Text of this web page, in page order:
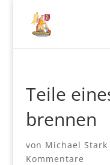
Teile
brennen
von Michael Stark
Kommentare